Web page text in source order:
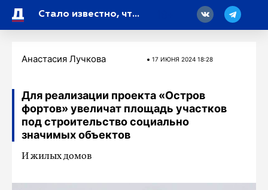
Стало известно, что в Московском районе появится школа на 1100 человек
Анастасия Лучкова 17 ИЮНЯ 2024 18:28
Для реализации проекта «Остров
фортов» увеличат площадь участков
под строительство социально
значимых объектов
И жилых домов